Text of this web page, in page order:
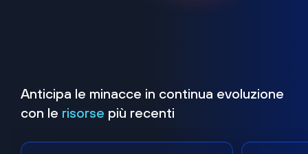
Anticipa le minacce in continua evoluzione
con le risorse più recenti